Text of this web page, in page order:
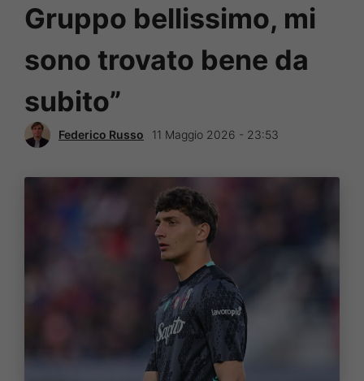
Gruppo bellissimo, mi
sono trovato bene da
subito”
Federico Russo 11 Maggio 2026 - 23:53